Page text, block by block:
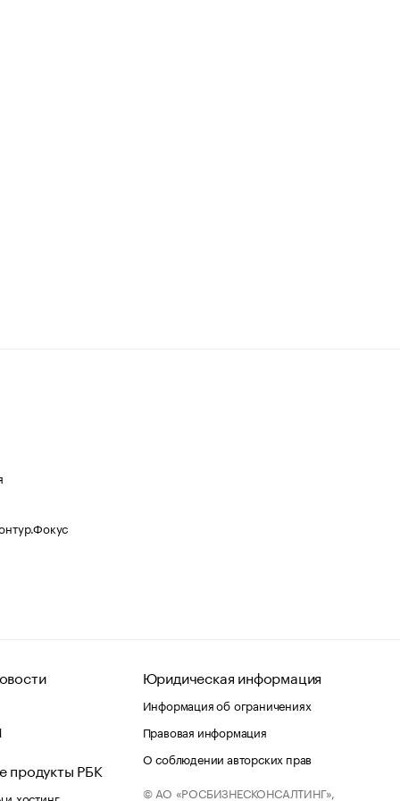
продукты РБК
хостинг
Юридическая информация
Информация об ограничениях
Правовая информация
О соблюдении авторских прав
© АО «РОСБИЗНЕСКОНСАЛТИНГ»,